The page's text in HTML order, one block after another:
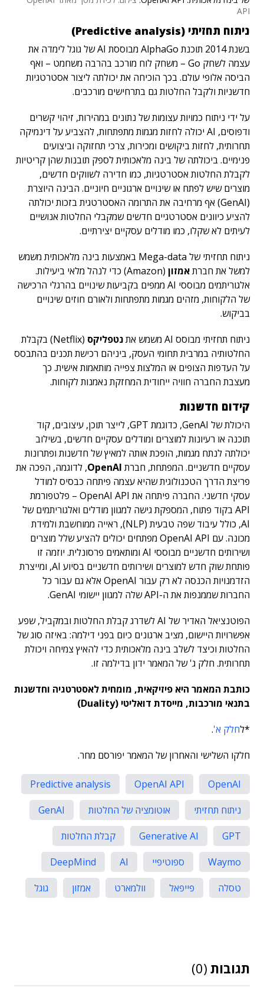
API
ניתוח תחזיתי (Predictive analysis)
בשנת 2014 תוכנת AlphaGo מבוססת AI של גוגל לימדה את
עצמה לשחק Go – משחק לוח מורכב בהרבה משחמט – ואף
הביסה אלופי עולם. בכך הוכיחה את יכולתה ליצור אסטרטגיות
חדשניות ולקבל החלטות גם בתרחישים מורכבים.
על ידי ניתוח כמויות עצומות של נתונים במהירות, זיהוי קשרים
ודפוסים, AI יכולה לחזות מגמות מתפתחות, להצביע על דינמיקה
תחרותית, לחזות ביקושים ומכירות, צרכי תחזוקה וביצועים
פנימיים. ביכולתה של בינה מלאכותית לספק תובנות שהן קריטיות
לקבלת החלטות אסטרטגיות, כמו חדירה לשווקים חדשים,
מוצרים שיש לפתח או שינויים ארגוניים חיוניים. הבינה היוצרת
(GenAI) אף מרחיבה את התרומה האסטרטגית בזכות יכולתה
להציע כיוונים אסטרטגיים חדשים שמקבלי החלטות אנושיים
לעיתים לא שקלו, כמו מודלים עסקיים יצירתיים.
ניתוח תחזיתי של Mega-data באמצעות בינה מלאכותית משמש
למשל את חברתאמזון
(Amazon) כדי לנהל מלאי ביעילות.
אלגוריתמים מבוססי AI ממפים בקביעות שינויים בהרגלי הרכישה
של הלקוחות, מזהים מגמות מתפתחות ולאורם חוזים שינויים
בביקוש.
ניתוח תחזיתי מבוסס AI משמש את
נטפליקס
(Netflix) בקבלת
החלטותיה במרבית תחומי העסק, ביניהם רכישת תכנים בהתבסס
על העדפות הצופים או המלצות צפייה מותאמות אישית. כך
מעצבת החברה חוויה ייחודית המחזקת נאמנות לקוחות.
קידום חדשנות
היכולת של GenAI, כדוגמת GPT, לייצר תוכן, עיצובים, קוד
תוכנה או רעיונות למוצרים ומודלים עסקיים חדשים, בשילוב
יכולתה לנתח מגמות, הופכת אותה למאיץ של חדשנות ופתרונות
עסקיים חדשניים. המפתחת, חברת OpenAI, לדוגמה, הפכה את
פריצת הדרך הטכנולוגית שהיא עצמה פיתחה כבסיס למודל
עסקי חדשני. החברה פיתחה את OpenAI API – פלטפורמת
API בקוד פתוח, המספקת גישה למגוון מודלים ואלגוריתמים של
AI, כולל עיבוד שפה טבעית (NLP), ראייה ממוחשבת ולמידת
מכונה. עם OpenAI API מפתחים יכולים להציע שלל מוצרים
ושירותים חדשניים מבוססי AI ומותאמים פרסונלית. יוזמה זו
פותחת שוק חדש למוצרים ושירותים חדשניים בסיוע AI, ומייצרת
הזדמנויות הכנסה לא רק עבור OpenAI אלא גם עבור כל
החברות שממנפות את ה-API שלה למגוון יישומי GenAI.
הפוטנציאל האדיר של AI לשדרג קבלת החלטות ובמקביל, שפע
אפשרויות היישום, מציב ארגונים כיום בפני דילמה: באיזה סוג של
החלטות וכיצד לשלב בינה מלאכותית כדי להאיץ צמיחה ויכולת
תחרותית. חלק ג' של המאמר ידון בדילמה זו.
כותבת המאמר היא פיזיקאית, מומחית לאסטרטגיה וחדשנות
בתנאי מורכבות, מייסדת דואליטי (Duality)
*לחלק א'.
חלקו השלישי והאחרון של המאמר יפורסם מחר.
OpenAI
OpenAI API
Predictive analysis
ניתוח תחזיתי
אוטומציה של החלטות
GenAI
GPT
Generative AI
קבלת החלטות
Waymo
ספוטיפיי AI
DeepMind
טסלה
פייפאל וולמארט אמזון גוגל
תגובות (0)